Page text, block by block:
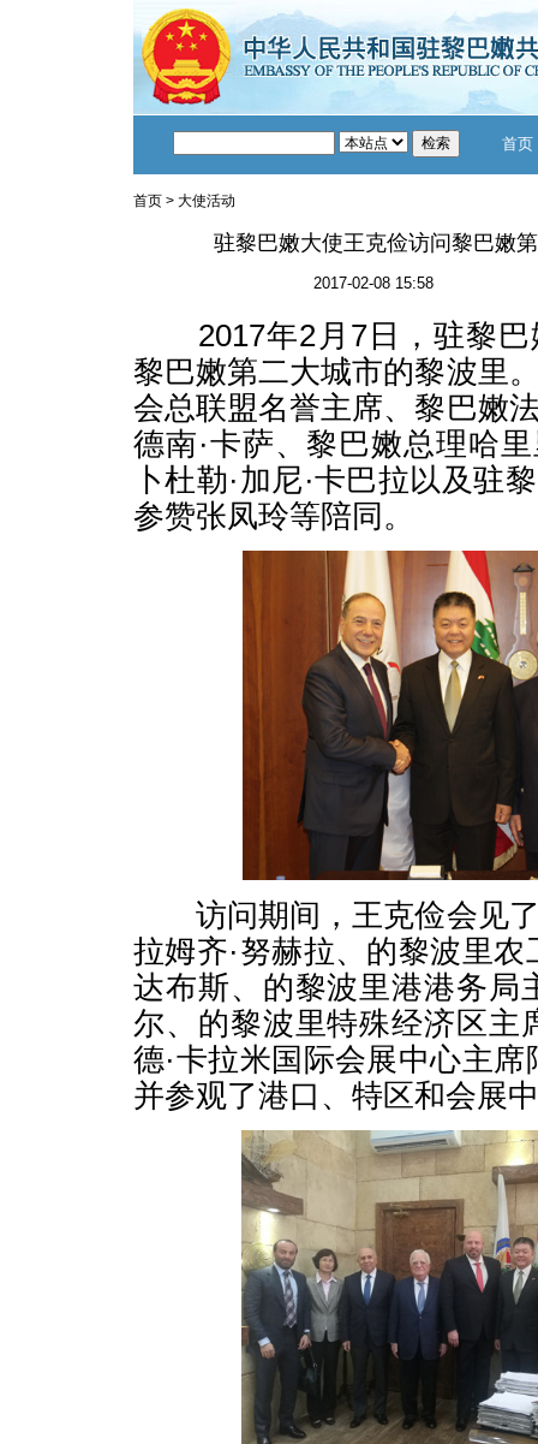
首页
首页 > 大使活动
驻黎巴嫩大使王克俭访问黎巴嫩
2017-02-08 15:58
2017年2月7日，驻黎巴
黎巴嫩第二大城市的黎波里
会总联盟名誉主席、黎巴嫩
德南·卡萨、黎巴嫩总理哈
卜杜勒·加尼·卡巴拉以及驻
参赞张凤玲等陪同。
访问期间，王克俭会见了
拉姆齐·努赫拉、的黎波里农
达布斯、的黎波里港港务局
尔、的黎波里特殊经济区主
德·卡拉米国际会展中心主席
并参观了港口、特区和会展